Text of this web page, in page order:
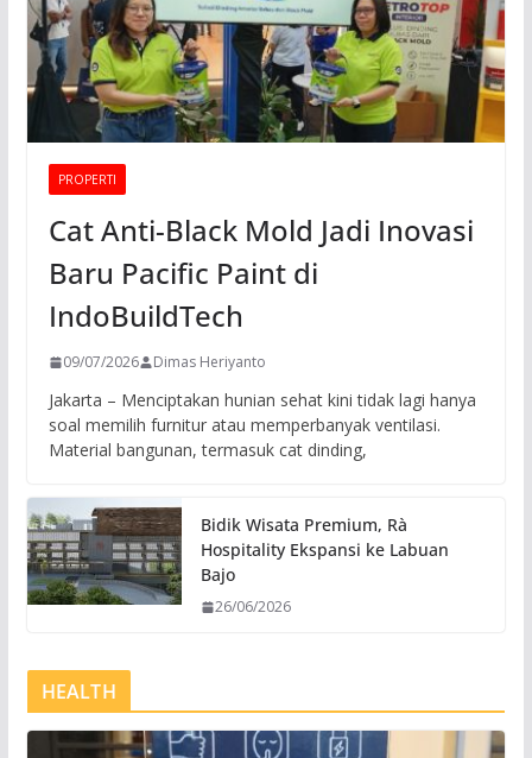
PROPERTI
Cat Anti-Black Mold Jadi Inovasi
Baru Pacific Paint di
IndoBuildTech
09/07/2026 Dimas Heriyanto
Jakarta – Menciptakan hunian sehat kini tidak lagi hanya
soal memilih furnitur atau memperbanyak ventilasi.
Material bangunan, termasuk cat dinding,
Bidik Wisata Premium, Rà
Hospitality Ekspansi ke Labuan
Bajo
26/06/2026
HEALTH